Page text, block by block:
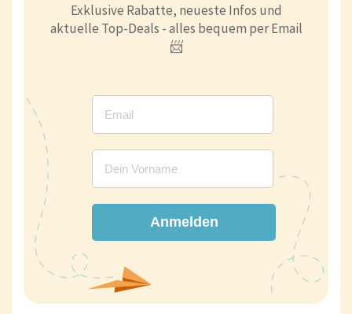
Exklusive Rabatte, neueste Infos und
aktuelle Top-Deals - alles bequem per Email
📨
Anmelden